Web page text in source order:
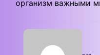
организм важными